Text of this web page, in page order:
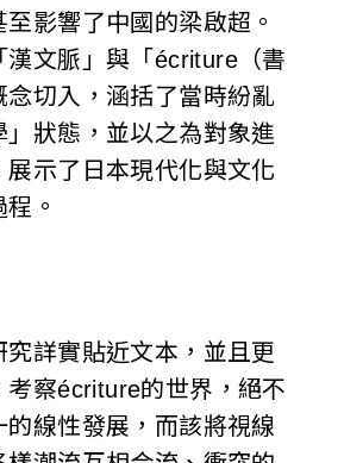
影響了中國的梁啟超。
漢文脈」與「écriture（書
念切入，涵括了當時紛亂
」狀態，並以之為對象進
展示了日本現代化與文化
。
詳實貼近文本，並且更
考察écriture的世界，絕不
的線性發展，而該將視線